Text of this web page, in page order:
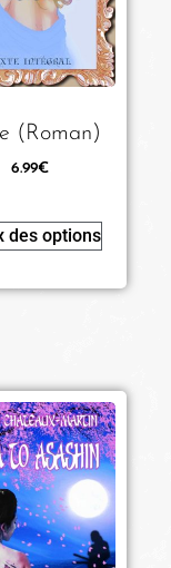
(Roman)
6.99€
des options